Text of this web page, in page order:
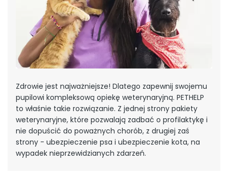
Zdrowie jest najważniejsze! Dlatego zapewnij swojemu
pupilowi kompleksową opiekę weterynaryjną. PETHELP
to właśnie takie rozwiązanie. Z jednej strony pakiety
weterynaryjne, które pozwalają zadbać o profilaktykę i
nie dopuścić do poważnych chorób, z drugiej zaś
strony - ubezpieczenie psa i ubezpieczenie kota, na
wypadek nieprzewidzianych zdarzeń.